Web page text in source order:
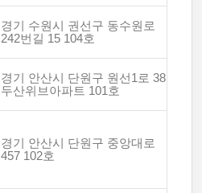
경기 수원시 권선구 동수원로
242번길 15 104호
경기 안산시 단원구 원선1로 38
두산위브아파트 101호
경기 안산시 단원구 중앙대로
457 102호